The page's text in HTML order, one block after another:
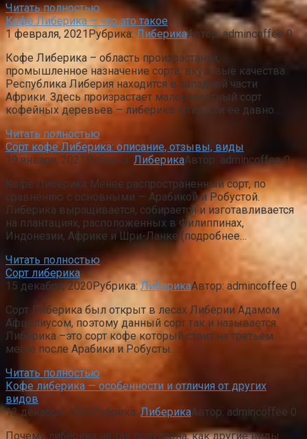
Читать полностью
Кофе Либерика — что это такое
1 февраля, 2021 Рубрика: ЛиберикаАвтор: admincoffee 0
Кофе Либерика – область произрастания,
промышленное назначение сорта, вкусовые качества
Республика Либерия находится в западной части
Африки. Здесь произрастает малоизвестный сорт
кофейных деревьев – либерика. Открыли ее давно…
Читать полностью
Сорт кофе Либерика: описание, отзывы, виды
19 января, 2021 Рубрика: ЛиберикаАвтор: admincoffee 0
Кофе Либерика Менее распространенный сорт, по
сравнению с основными — Арабикой и Робустой.
Либерика выращивается, собирается и изготавливается
на плантациях, расположенных в Филиппинах,
Индонезии, Африке и Шри-Ланке (подробнее…
Читать полностью
Сорт либерика
15 декабря, 2020Рубрика: ЛиберикаАвтор: admincoffee 0
Сорт Либерика был открыт в лесах Либерии Адамом
Афцелиусом, поэтому данный сорт так и называется.
Либерика –это сорт кофе который стоит на третьем
месте после Арабики и Робусты….
Читать полностью
Кофе либерика — особенности и отличия от других
видов
13 декабря, 2020Рубрика: ЛиберикаАвтор: admincoffee 0
Почему либерика не так популярна, как другие виды